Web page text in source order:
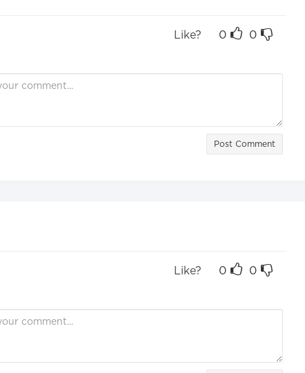
Like? 0 0
Post Comment
Like? 0 0